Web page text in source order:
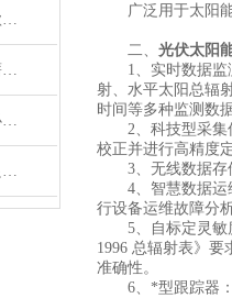
光伏电站环境监测仪——一款提高运维效率的光伏环境监测站#2024已更新
太阳能辐射综合观测站——薪尽火传的太阳能辐射综合观测站2024(万象推送)
光伏环境监测仪——三人行必有我师的光伏环境监测仪2024(万象推送
光伏电站环境监测设备——良师益友的光伏电站环境监测设备2024(万象推送）
广泛用于太阳能
二、 光伏太阳
1、实时数据监测
射、水平太阳总辐
时间等多种监测数
2、科技型采集仪
校正并进行高精度
3、无线数据存储
4、智慧数据运维
行设备运维故障分
5、自标定灵敏度
1996 总辐射表》
准确性。
6、*型跟踪器：